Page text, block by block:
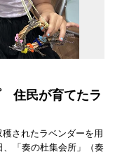
住民が育てたラ
されたラベンダーを用
「奏の杜集会所」（奏